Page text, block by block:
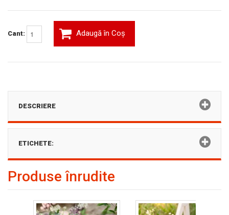
Cant: Adaugă în Coş
DESCRIERE
ETICHETE:
Produse înrudite